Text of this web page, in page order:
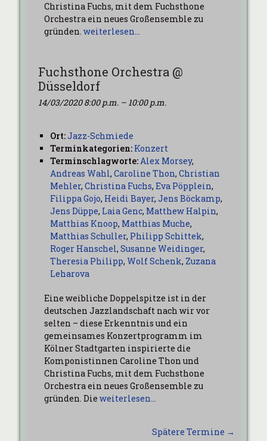
Christina Fuchs, mit dem Fuchsthone
Orchestra ein neues Großensemble zu
gründen. weiterlesen…
Fuchsthone Orchestra @
Düsseldorf
14/03/2020 8:00 p.m. – 10:00 p.m.
Ort:Jazz-Schmiede
Terminkategorien: Konzert
Terminschlagworte:Alex Morsey,
Andreas Wahl, Caroline Thon, Christian
Mehler, Christina Fuchs, Eva Pöpplein,
Filippa Gojo, Heidi Bayer, Jens Böckamp,
Jens Düppe, Laia Genc, Matthew Halpin,
Matthias Knoop, Matthias Muche,
Matthias Schuller, Philipp Schittek,
Roger Hanschel, Susanne Weidinger,
Theresia Philipp, Wolf Schenk, Zuzana
Leharova
Eine weibliche Doppelspitze ist in der
deutschen Jazzlandschaft nach wir vor
selten – diese Erkenntnis und ein
gemeinsames Konzertprogramm im
Kölner Stadtgarten inspirierte die
Komponistinnen Caroline Thon und
Christina Fuchs, mit dem Fuchsthone
Orchestra ein neues Großensemble zu
gründen. Die weiterlesen…
Spätere Termine →